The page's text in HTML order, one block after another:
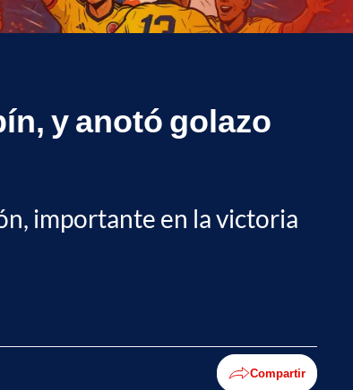
y anotó golazo
importante en la victoria
Compartir